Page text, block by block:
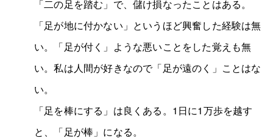
「二の足を踏む」で、儲け損なったことはある。
「足が地に付かない」というほど興奮した経験は無
い。「足が付く」ような悪いことをした覚えも無
い。私は人間が好きなので「足が遠のく」ことはな
い。
「足を棒にする」は良くある。1日に1万歩を越す
と、「足が棒」になる。